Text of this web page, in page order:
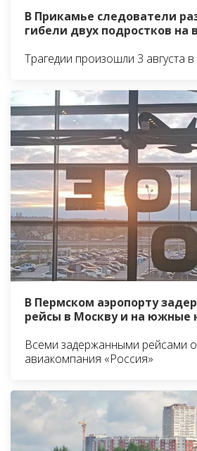
В Прикамье следователи
гибели двух подростков на
Трагедии произошли 3 августа
В Пермском аэропорту
рейсы в Москву и на южные
Всеми задержанными рейсами
авиакомпания «Россия»